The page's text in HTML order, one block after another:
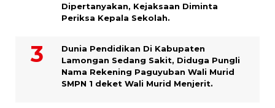
Dipertanyakan, Kejaksaan Diminta
Periksa Kepala Sekolah.
Dunia Pendidikan Di Kabupaten
Lamongan Sedang Sakit, Diduga Pungli
Nama Rekening Paguyuban Wali Murid
SMPN 1 deket Wali Murid Menjerit.